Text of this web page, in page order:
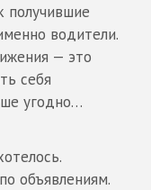
получившие
водители.
— это
себя
угодно…
объявлениям.